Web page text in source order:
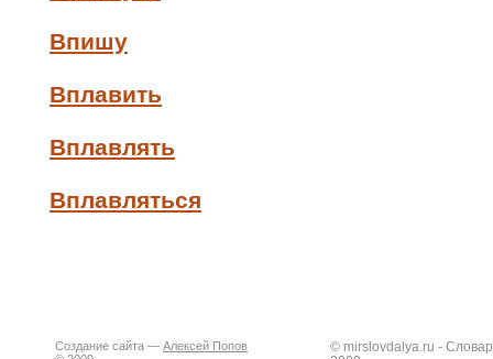
Впишу
Вплавить
Вплавлять
Вплавляться
Создание сайта — Алексей Попов
© mirslovdalya.ru -